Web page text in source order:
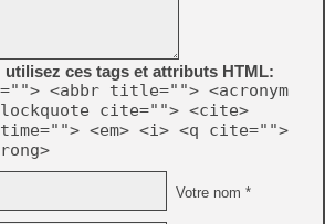
utilisez ces tags et attributs HTML:
<abbr title=""> <acronym
cite=""> <cite>
<em> <i> <q cite="">
Votre nom *